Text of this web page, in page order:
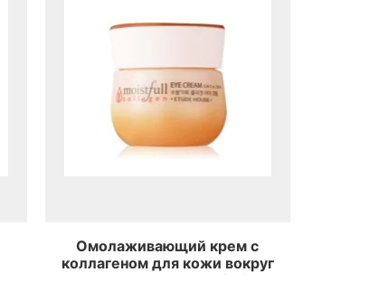
Омолаживающий крем с
коллагеном для кожи вокруг